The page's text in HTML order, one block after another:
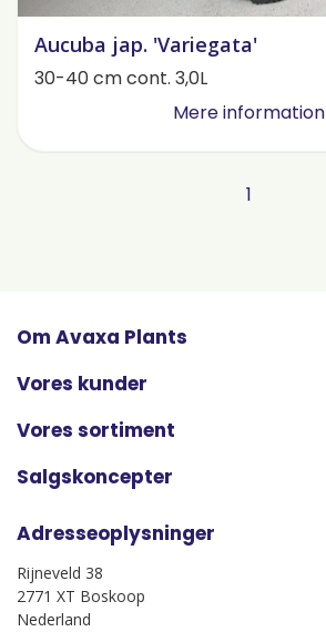
Aucuba jap. 'Variegata'
30-40 cm cont. 3,0L
Mere information
1
Om Avaxa Plants
Vores kunder
Vores sortiment
Salgskoncepter
Adresseoplysninger
Rijneveld 38
2771 XT Boskoop
Nederland